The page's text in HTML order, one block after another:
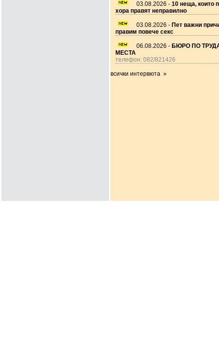
03.08.2026 - 10 неща, които
хора правят неправилно
03.08.2026 - Пет важни
правим повече секс
06.08.2026 - БЮРО ПО
МЕСТА
телефон: 082/821426
всички интервюта »